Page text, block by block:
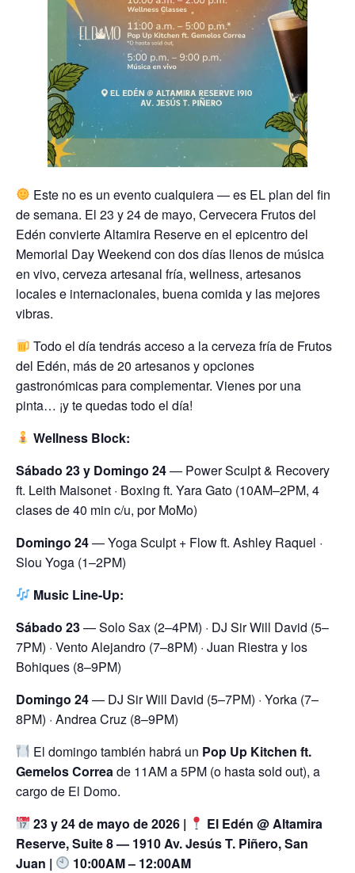
Este no es un evento cualquiera — es EL plan del fin
de semana. El 23 y 24 de mayo, Cervecera Frutos del
Edén convierte Altamira Reserve en el epicentro del
Memorial Day Weekend con dos días llenos de música
en vivo, cerveza artesanal fría, wellness, artesanos
locales e internacionales, buena comida y las mejores
vibras.
Todo el día tendrás acceso a la cerveza fría de Frutos
del Edén, más de 20 artesanos y opciones
gastronómicas para complementar. Vienes por una
pinta… ¡y te quedas todo el día!
Wellness Block:
Sábado 23 y Domingo 24— Power Sculpt & Recovery
ft. Leith Maisonet · Boxing ft. Yara Gato (10AM–2PM, 4
clases de 40 min c/u, por MoMo)
Domingo 24— Yoga Sculpt + Flow ft. Ashley Raquel ·
Slou Yoga (1–2PM)
Music Line-Up:
Sábado 23— Solo Sax (2–4PM) · DJ Sir Will David (5–
7PM) · Vento Alejandro (7–8PM) · Juan Riestra y los
Bohiques (8–9PM)
Domingo 24— DJ Sir Will David (5–7PM) · Yorka (7–
8PM) · Andrea Cruz (8–9PM)
El domingo también habrá un Pop Up Kitchen ft.
Gemelos Correade 11AM a 5PM (o hasta sold out), a
cargo de El Domo.
23 y 24 de mayo de 2026 |
El Edén @ Altamira
Reserve, Suite 8 — 1910 Av. Jesús T. Piñero, San
Juan |
10:00AM – 12:00AM